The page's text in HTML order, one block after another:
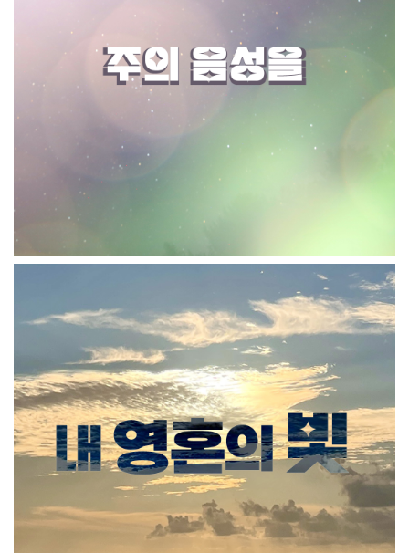
주의 음성을
내 영혼의 빛(The Light Of My Soul)